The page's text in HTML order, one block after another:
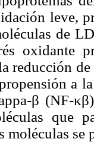
leve,
de
oxidante
reducción
a
β (NF-
que
moléculas